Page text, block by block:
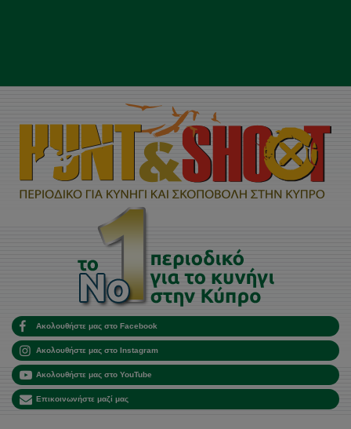
Ακολουθήστε μας στο Facebook
Ακολουθήστε μας στο Instagram
Ακολουθήστε μας στο YouTube
Επικοινωνήστε μαζί μας